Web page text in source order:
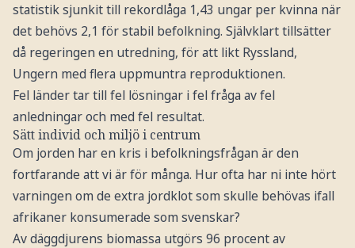
statistik sjunkit till rekordlåga 1,43 ungar per kvinna när
det behövs 2,1 för stabil befolkning. Självklart tillsätter
då regeringen en utredning, för att likt Ryssland,
Ungern med flera uppmuntra reproduktionen.
Fel länder tar till fel lösningar i fel fråga av fel
anledningar och med fel resultat.
Sätt individ och miljö i centrum
Om jorden har en kris i befolkningsfrågan är den
fortfarande att vi är för många. Hur ofta har ni inte hört
varningen om de extra jordklot som skulle behövas ifall
afrikaner konsumerade som svenskar?
Av däggdjurens biomassa utgörs 96 procent av